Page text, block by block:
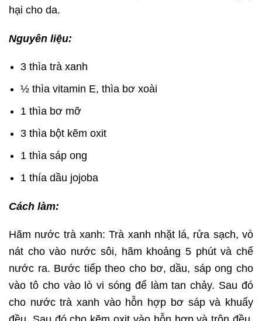
hại cho da.
Nguyên liệu:
3 thìa trà xanh
½ thìa vitamin E, thìa bơ xoài
1 thìa bơ mỡ
3 thìa bột kẽm oxit
1 thìa sáp ong
1 thía dầu jojoba
Cách làm:
Hãm nước trà xanh: Trà xanh nhặt lá, rửa sạch, vò
nát cho vào nước sôi, hãm khoảng 5 phút và chế
nước ra. Bước tiếp theo cho bơ, dầu, sáp ong cho
vào tô cho vào lò vi sóng để làm tan chảy. Sau đó
cho nước trà xanh vào hỗn hợp bơ sáp và khuấy